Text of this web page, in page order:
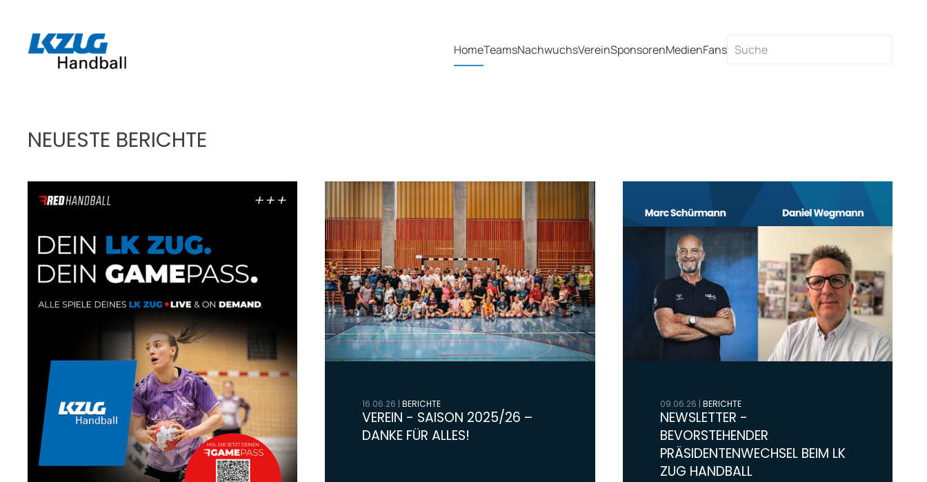
Zum Hauptinhalt springen HomeTeamsNachwuchsVereinSponsorenMedienFans
NEUESTE BERICHTE
16.06.26 |BERICHTE
VEREIN - SAISON 2025/26 –
DANKE FÜR ALLES!
09.06.26 | BERICHTE
NEWSLETTER -
BEVORSTEHENDER
PRÄSIDENTENWECHSEL BEIM LK
ZUG HANDBALL